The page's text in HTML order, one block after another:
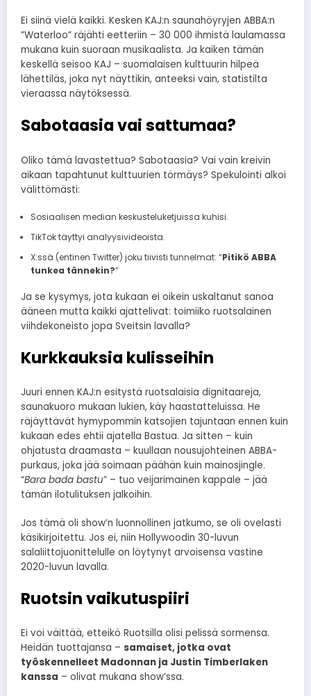
Ei siinä vielä kaikki. Kesken KAJ:n saunahöyryjen ABBA:n
”Waterloo” räjähti eetteriin – 30 000 ihmistä laulamassa
mukana kuin suoraan musikaalista. Ja kaiken tämän
keskellä seisoo KAJ – suomalaisen kulttuurin hilpeä
lähettiläs, joka nyt näyttikin, anteeksi vain, statistilta
vieraassa näytöksessä.
Sabotaasia vai sattumaa?
Oliko tämä lavastettua? Sabotaasia? Vai vain kreivin
aikaan tapahtunut kulttuurien törmäys? Spekulointi alkoi
välittömästi:
Sosiaalisen median keskusteluketjuissa kuhisi.
TikTok täyttyi analyysivideoista.
X:ssä (entinen Twitter) joku tiivisti tunnelmat: “Pitikö ABBA
tunkea tännekin?”
Ja se kysymys, jota kukaan ei oikein uskaltanut sanoa
ääneen mutta kaikki ajattelivat: toimiiko ruotsalainen
viihdekoneisto jopa Sveitsin lavalla?
Kurkkauksia kulisseihin
Juuri ennen KAJ:n esitystä ruotsalaisia dignitaareja,
saunakuoro mukaan lukien, käy haastatteluissa. He
räjäyttävät hymypommin katsojien tajuntaan ennen kuin
kukaan edes ehtii ajatella Bastua. Ja sitten – kuin
ohjatusta draamasta – kuullaan nousujohteinen ABBA-
purkaus, joka jää soimaan päähän kuin mainosjingle.
“Bara bada bastu” – tuo veijarimainen kappale – jää
tämän ilotulituksen jalkoihin.
Jos tämä oli show’n luonnollinen jatkumo, se oli ovelasti
käsikirjoitettu. Jos ei, niin Hollywoodin 30-luvun
salaliittojuonittelulle on löytynyt arvoisensa vastine
2020-luvun lavalla.
Ruotsin vaikutuspiiri
Ei voi väittää, etteikö Ruotsilla olisi pelissä sormensa.
Heidän tuottajansa – samaiset, jotka ovat
työskennelleet Madonnan ja Justin Timberlaken
kanssa – olivat mukana show’ssa.